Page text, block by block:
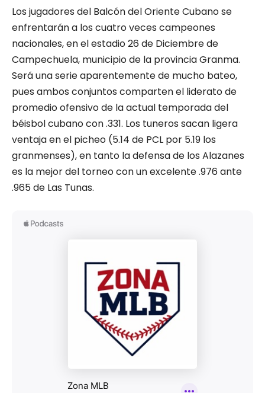
Los jugadores del Balcón del Oriente Cubano se
enfrentarán a los cuatro veces campeones
nacionales, en el estadio 26 de Diciembre de
Campechuela, municipio de la provincia Granma.
Será una serie aparentemente de mucho bateo,
pues ambos conjuntos comparten el liderato de
promedio ofensivo de la actual temporada del
béisbol cubano con .331. Los tuneros sacan ligera
ventaja en el picheo (5.14 de PCL por 5.19 los
granmenses), en tanto la defensa de los Alazanes
es la mejor del torneo con un excelente .976 ante
.965 de Las Tunas.